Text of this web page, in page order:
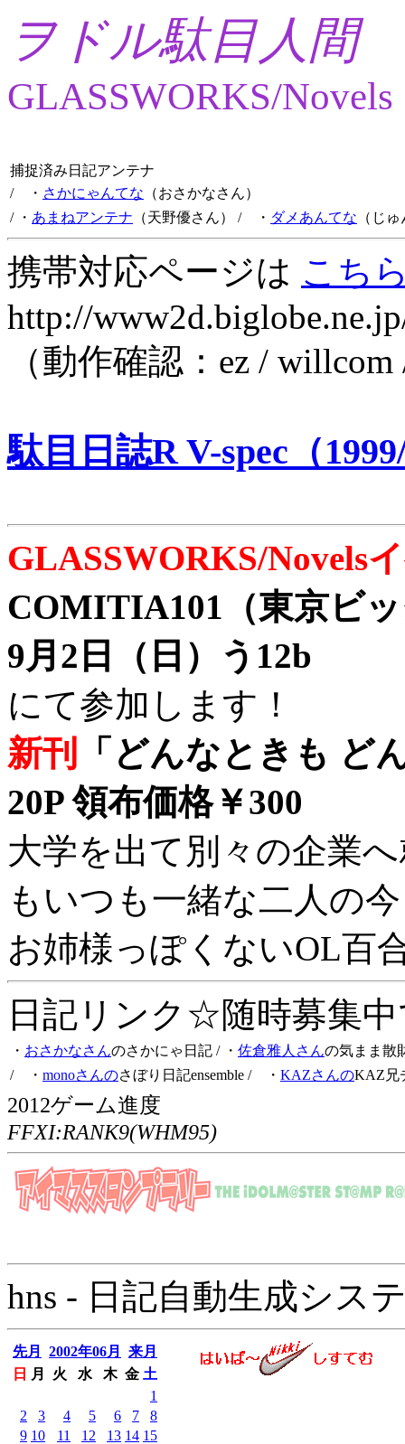
ヲドル駄目人間
GLASSWORKS/Novels
捕捉済み日記アンテナ
/ ・ さかにゃんてな （おさかなさん）
/ ・ あまねアンテナ （天野優さん） / ・ ダメあんてな （じ
携帯対応ページは こち
http://
（動作確認：ez /
駄目日誌R V-spec（
GLASSWORKS/Novels
COMITIA101（東京ビ
9月2日（日）う12b
にて参加します！
新刊
「どんなときも ど
20P 領布価格￥300
大学を出て別々の企業
もいつも一緒な二人の
お姉様っぽくないOL百
日記リンク☆随時募集
・ おさかなさんのさかにゃ日記 / ・ 佐倉雅人さんの気まま散
/ ・ monoさんのさぼり日記ensemble / ・ KAZさんのKAZ兄
2012ゲーム進度
FFXI:RANK9(WHM95)
hns - 日記自動生成シス
先月 2002年06月
来月
日
月 火 水 木 金 土
1
2
3 4 5 6 7
8
9 10 11 12 13 14 15